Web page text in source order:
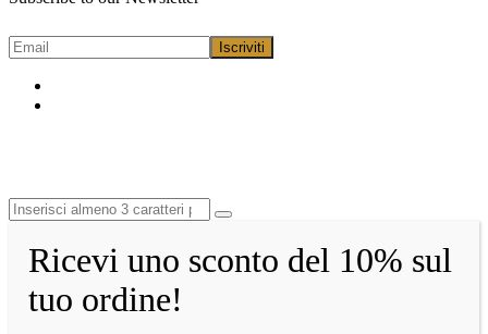
Ricevi uno sconto del 10% sul
tuo ordine!